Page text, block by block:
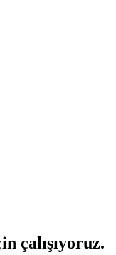
çalışıyoruz.